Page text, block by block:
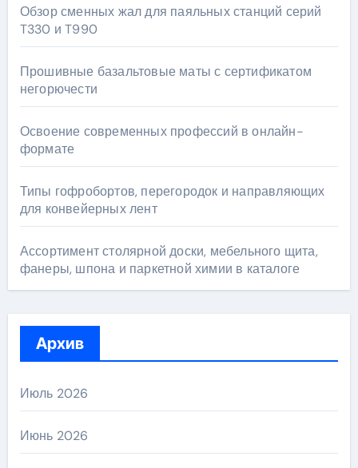
Обзор сменных жал для паяльных станций серий
T330 и T990
Прошивные базальтовые маты с сертификатом
негорючести
Освоение современных профессий в онлайн-
формате
Типы гофробортов, перегородок и направляющих
для конвейерных лент
Ассортимент столярной доски, мебельного щита,
фанеры, шпона и паркетной химии в каталоге
Архив
Июль 2026
Июнь 2026